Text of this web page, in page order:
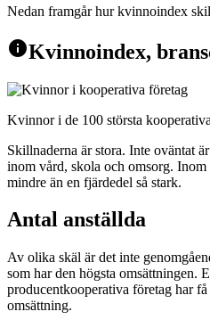
Nedan framgår hur kvinnoindex
infoKvinnoindex,
Kvinnor i de 100 största
Skillnaderna är stora. Inte oväntat
inom vård, skola och omsorg.
mindre än en fjärdedel så stark.
Antal anställda
Av olika skäl är det inte
som har den högsta omsättningen.
producentkooperativa företag har
omsättning.